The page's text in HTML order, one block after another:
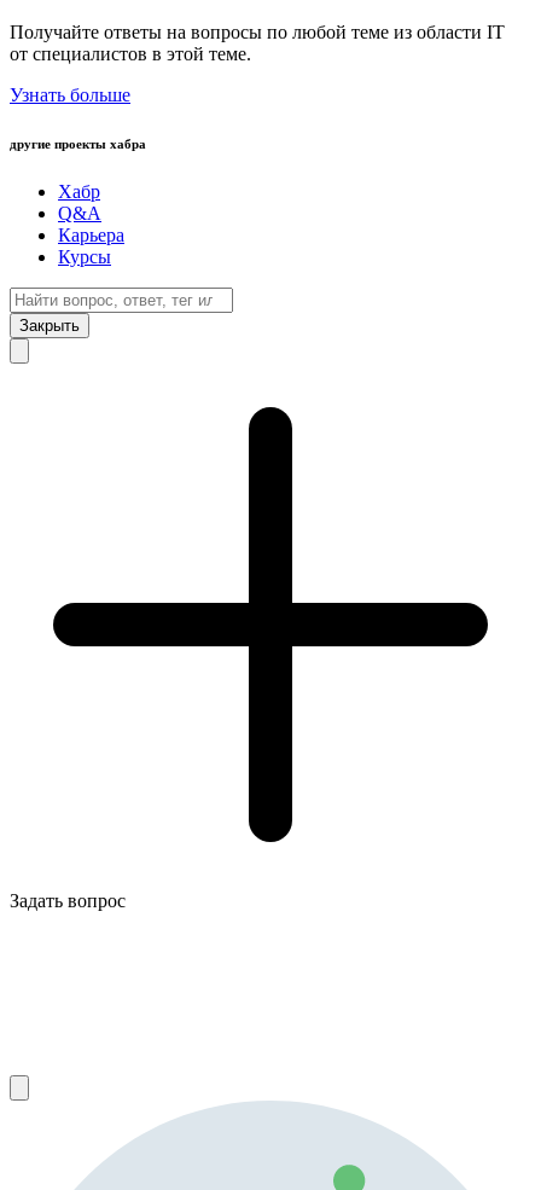
Получайте ответы на вопросы по любой теме из области IT
от специалистов в этой теме.
Узнать больше
другие проекты хабра
Хабр
Q&A
Карьера
Курсы
Закрыть
Задать вопрос